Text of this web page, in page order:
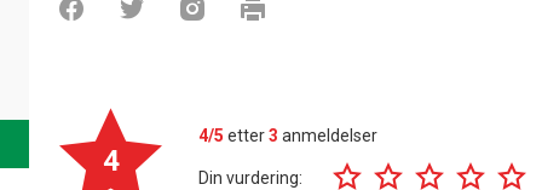
4
4/5 etter3 anmeldelser
Din vurdering: